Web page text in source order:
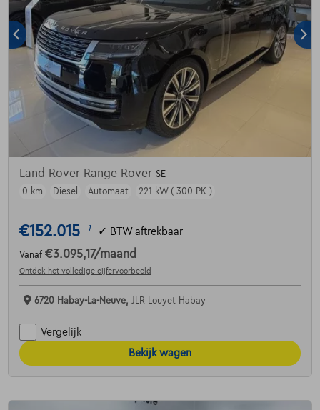
Land Rover Range Rover SE
0 km
Diesel Automaat 221 kW ( 300 PK )
€152.015 1 ✓ BTW aftrekbaar
Vanaf €3.095,17/maand
Ontdek het volledige cijfervoorbeeld
6720 Habay-La-Neuve, JLR Louyet Habay
Vergelijk
Bekijk wagen